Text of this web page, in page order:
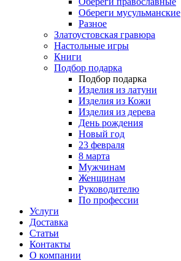
Обереги мусульманские
Разное
Златоустовская гравюра
Настольные игры
Книги
Подбор подарка
Подбор подарка
Изделия из латуни
Изделия из Кожи
Изделия из дерева
День рождения
Новый год
23 февраля
8 марта
Мужчинам
Женщинам
Руководителю
По профессии
Услуги
Доставка
Статьи
Контакты
О компании